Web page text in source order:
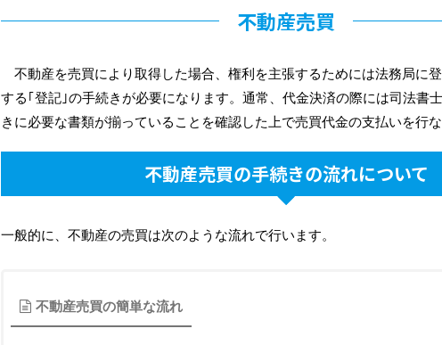
不動産売買
不動産を売買により取得した場合、権利を主張するためには法務局に
する｢登記｣の手続きが必要になります。通常、代金決済の際には司法書
きに必要な書類が揃っていることを確認した上で売買代金の支払いを行な
不動産売買の手続きの流れについて
一般的に、不動産の売買は次のような流れで行います。
不動産売買の簡単な流れ